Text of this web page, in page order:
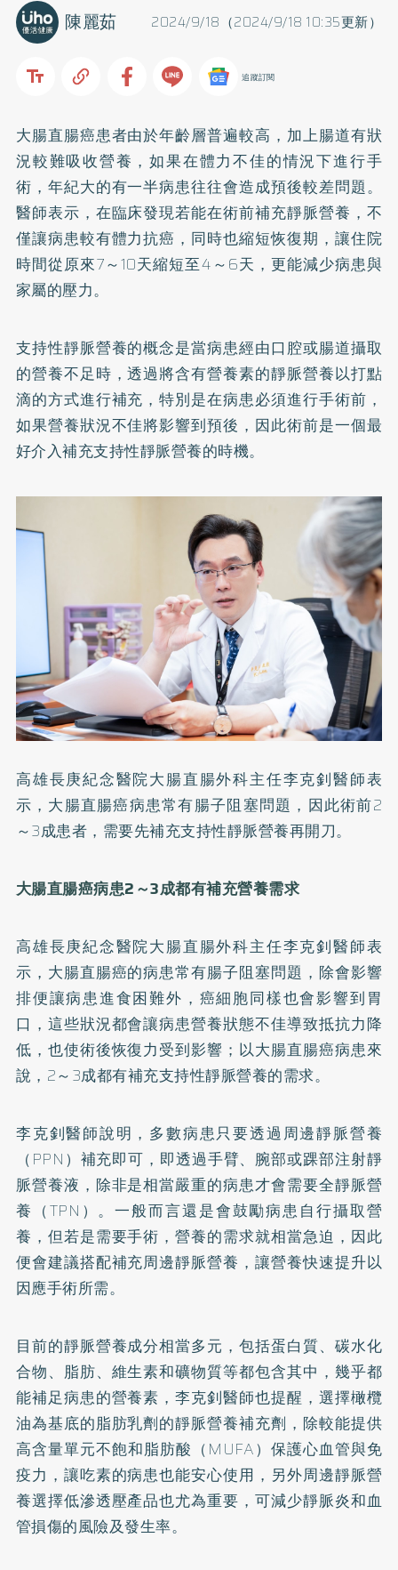
2024/9/18（2024/9/18 10:35更新）
陳麗茹
追蹤訂閱
大腸直腸癌患者由於年齡層普遍較高，加上腸道有狀
況較難吸收營養，如果在體力不佳的情況下進行手
術，年紀大的有一半病患往往會造成預後較差問題。
醫師表示，在臨床發現若能在術前補充靜脈營養，不
僅讓病患較有體力抗癌，同時也縮短恢復期，讓住院
時間從原來7～10天縮短至4～6天，更能減少病患與
家屬的壓力。
支持性靜脈營養的概念是當病患經由口腔或腸道攝取
的營養不足時，透過將含有營養素的靜脈營養以打點
滴的方式進行補充，特別是在病患必須進行手術前，
如果營養狀況不佳將影響到預後，因此術前是一個最
好介入補充支持性靜脈營養的時機。
高雄長庚紀念醫院大腸直腸外科主任李克釗醫師表
示，大腸直腸癌病患常有腸子阻塞問題，因此術前2
～3成患者，需要先補充支持性靜脈營養再開刀。
大腸直腸癌病患2～3成都有補充營養需求
高雄長庚紀念醫院大腸直腸外科主任李克釗醫師表
示，大腸直腸癌的病患常有腸子阻塞問題，除會影響
排便讓病患進食困難外，癌細胞同樣也會影響到胃
口，這些狀況都會讓病患營養狀態不佳導致抵抗力降
低，也使術後恢復力受到影響；以大腸直腸癌病患來
說，2～3成都有補充支持性靜脈營養的需求。
李克釗醫師說明，多數病患只要透過周邊靜脈營養
（PPN）補充即可，即透過手臂、腕部或踝部注射靜
脈營養液，除非是相當嚴重的病患才會需要全靜脈營
養（TPN）。一般而言還是會鼓勵病患自行攝取營
養，但若是需要手術，營養的需求就相當急迫，因此
便會建議搭配補充周邊靜脈營養，讓營養快速提升以
因應手術所需。
目前的靜脈營養成分相當多元，包括蛋白質、碳水化
合物、脂肪、維生素和礦物質等都包含其中，幾乎都
能補足病患的營養素，李克釗醫師也提醒，選擇橄欖
油為基底的脂肪乳劑的靜脈營養補充劑，除較能提供
高含量單元不飽和脂肪酸（MUFA）保護心血管與免
疫力，讓吃素的病患也能安心使用，另外周邊靜脈營
養選擇低滲透壓產品也尤為重要，可減少靜脈炎和血
管損傷的風險及發生率。